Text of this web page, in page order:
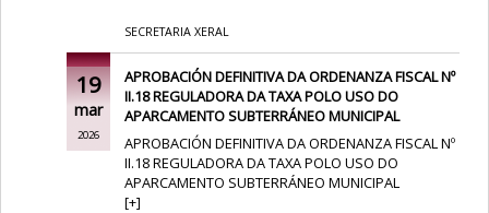
SECRETARIA XERAL
19
mar
2026
APROBACIÓN DEFINITIVA DA ORDENANZA FISCAL Nº
II.18 REGULADORA DA TAXA POLO USO DO
APARCAMENTO SUBTERRÁNEO MUNICIPAL
APROBACIÓN DEFINITIVA DA ORDENANZA FISCAL Nº
II.18 REGULADORA DA TAXA POLO USO DO
APARCAMENTO SUBTERRÁNEO MUNICIPAL
[+]